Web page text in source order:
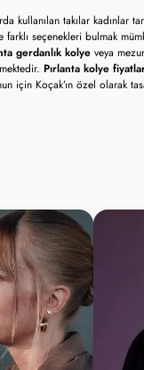
kullanılan takılar kadınlar
seçenekleri bulmak
gerdanlık kolye veya
Pırlanta kolye
için Koçak’ın özel olarak